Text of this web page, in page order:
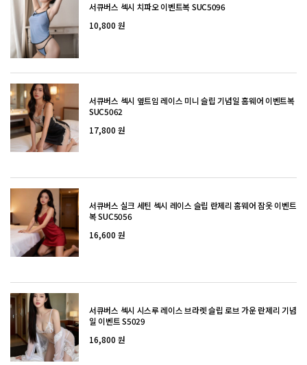
서큐버스 섹시 치파오 이벤트복 SUC5096
10,800 원
서큐버스 섹시 옆트임 레이스 미니 슬립 기념일 홈웨어 이벤트복
SUC5062
17,800 원
서큐버스 실크 세틴 섹시 레이스 슬립 란제리 홈웨어 잠옷 이벤트
복 SUC5056
16,600 원
서큐버스 섹시 시스루 레이스 브라렛 슬립 로브 가운 란제리 기념
일 이벤트 S5029
16,800 원